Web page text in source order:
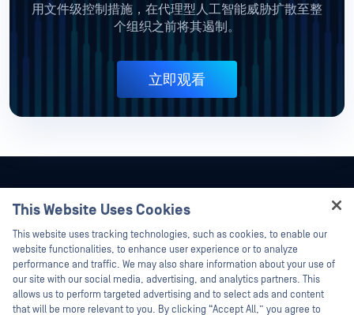
用文件级控制措施，在代理型人工智能威胁扩散至整
个组织之前将其遏制。
立即观看
This Website Uses Cookies
This website uses tracking technologies, such as cookies, to enable our
website functionalities, to enhance user experience or to analyze
performance and traffic. We may also share information about your use of
our site with our social media, advertising, and analytics partners. This
allows us to perform targeted advertising and to select ads and content
that will be more relevant to you. By clicking “Accept All,” you agree to
Hey there!
I'm Ozzy, your OPSWAT virtual assistant.
How can I help you secure what's critical
today?